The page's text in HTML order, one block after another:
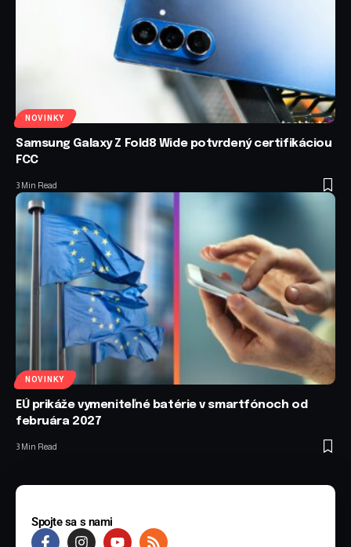
NOVINKY
Samsung Galaxy Z Fold8 Wide potvrdený certifikáciou
FCC
3 Min Read
NOVINKY
EÚ prikáže vymeniteľné batérie v smartfónoch od
februára 2027
3 Min Read
Spojte sa s nami